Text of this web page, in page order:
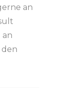
an
an
den